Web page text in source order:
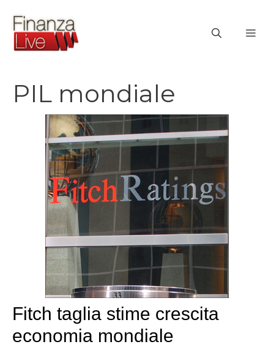
contenuto
PIL mondiale
Fitch taglia stime crescita
economia mondiale